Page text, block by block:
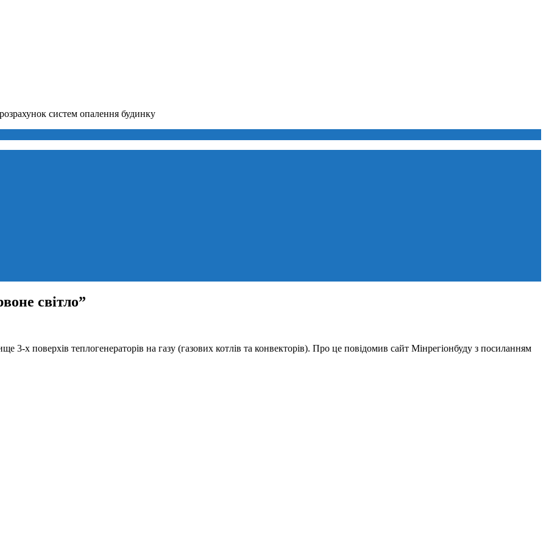
систем опалення будинку
світло”
3-х поверхів теплогенераторів на газу (газових котлів та конвекторів). Про це повідомив сайт Мінрегіонбуду з посиланням